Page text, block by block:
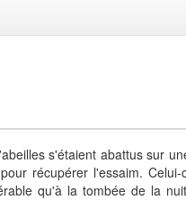
s'étaient abattus sur
récupérer l'essaim. Celui-
qu'à la tombée de la